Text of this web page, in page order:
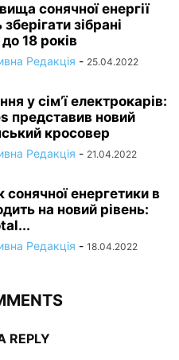
сонячної енергії
зібрані
18 років
Редакція - 25.04.2022
у сім’ї електрокарів:
представив новий
кросовер
Редакція - 21.04.2022
сонячної енергетики в
на новий рівень:
Редакція - 18.04.2022
REPLY